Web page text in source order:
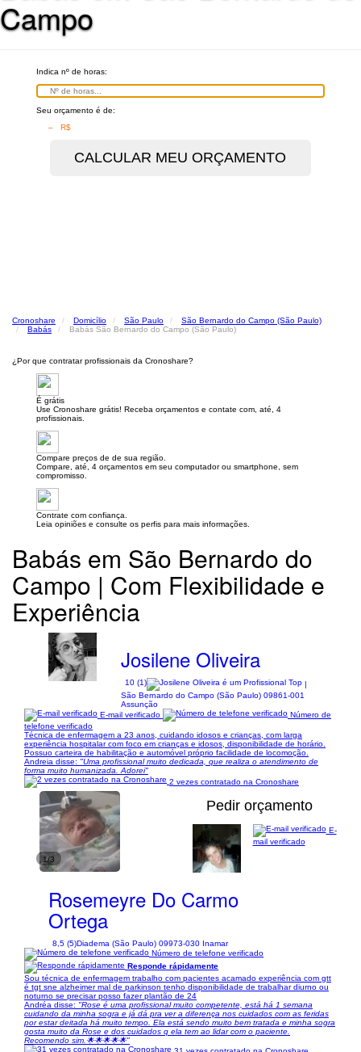
Campo
Indica nº de horas:
Seu orçamento é de:
– R$
Cronoshare Domicílio São Paulo
São Bernardo do Campo (São Paulo)
Babás
Babás São Bernardo do Campo (São Paulo)
¿Por que contratar profissionais da Cronoshare?
É grátis
Use Cronoshare grátis! Receba orçamentos e contate com, até, 4
profissionais.
Compare preços de de sua região.
Compare, até, 4 orçamentos em seu computador ou smartphone, sem
compromisso.
Contrate com confiança.
Leia opiniões e consulte os perfis para mais informações.
Babás em São Bernardo do
Campo | Com Flexibilidade e
Experiência
Josilene Oliveira
10 (1)
|
São Bernardo do Campo (São Paulo) 09861-001
Assunção
E-mail verificado
Número de
telefone verificado
Técnica de enfermagem a 23 anos, cuidando idosos e crianças, com larga
experiência hospitalar com foco em crianças e idosos, disponibilidade de horário.
Possuo carteira de habilitação e automóvel próprio facilidade de locomoção.
Andreia disse: "Uma profissional muito dedicada, que realiza o atendimento de
forma muito humanizada. Adorei"
2 vezes contratado na Cronoshare
1/3
Pedir orçamento
Rosemeyre Do Carmo
Ortega
8,5 (5)Diadema (São Paulo) 09973-030 Inamar
E-
mail verificado
Número de telefone verificado
Responde rápidamente
Sou técnica de enfermagem trabalho com pacientes acamado experiência com gtt
é tgt sne alzheimer mal de parkinson tenho disponibilidade de trabalhar diurno ou
noturno se precisar posso fazer plantão de 24
Andréa disse: "Rose é uma profissional muito competente, está há 1 semana
cuidando da minha sogra e já dá pra ver a diferença nos cuidados com as feridas
por estar deitada há muito tempo. Ela está sendo muito bem tratada e minha sogra
gosta muito da Rose e dos cuidados q ela tem ao lidar com o paciente.
Recomendo sim.🌟🌟🌟🌟🌟"